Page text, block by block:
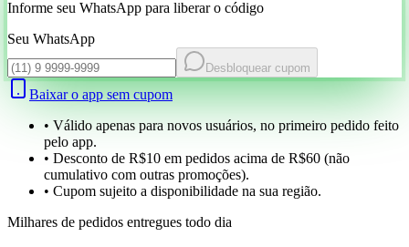
Informe seu WhatsApp para liberar o código
Seu WhatsApp
Desbloquear cupom
Baixar o app sem cupom
• Válido apenas para novos usuários, no primeiro pedido feito
pelo app.
• Desconto de R$10 em pedidos acima de R$60 (não
cumulativo com outras promoções).
• Cupom sujeito a disponibilidade na sua região.
Milhares de pedidos entregues todo dia